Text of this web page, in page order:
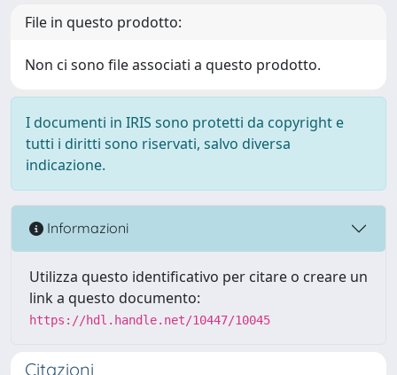
File in questo prodotto:
Non ci sono file associati a questo prodotto.
I documenti in IRIS sono protetti da copyright e
tutti i diritti sono riservati, salvo diversa
indicazione.
Informazioni
Utilizza questo identificativo per citare o creare un
link a questo documento:
https://hdl.handle.net/10447/10045
Citazioni